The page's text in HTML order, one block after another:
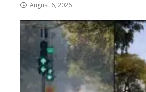
August 6, 2026